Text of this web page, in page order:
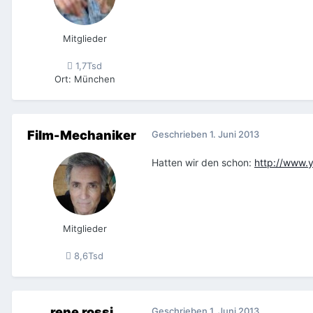
Mitglieder
1,7Tsd
Ort: München
Film-Mechaniker
Mitglieder
8,6Tsd
Geschrieben 1. Juni 2013
Hatten wir den schon: http://